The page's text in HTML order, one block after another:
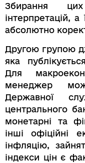
Збирання
інтерпретацій,
абсолютно
Другою групою
яка
Для
менеджер
Державної
центрального
монетарні та
інші офіційні
інфляцію,
індекси цін є